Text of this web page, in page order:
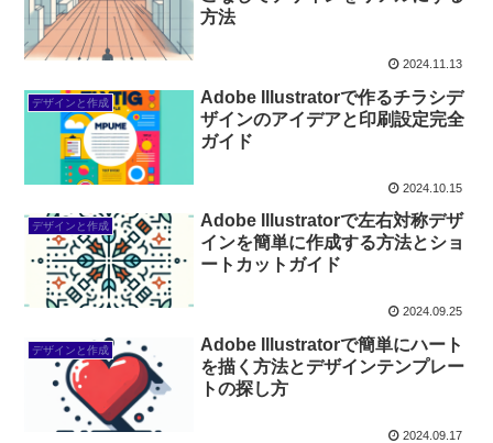
方法
2024.11.13
デザインと作成
Adobe Illustratorで作るチラシデ
ザインのアイデアと印刷設定完全
ガイド
2024.10.15
デザインと作成
Adobe Illustratorで左右対称デザ
インを簡単に作成する方法とショ
ートカットガイド
2024.09.25
デザインと作成
Adobe Illustratorで簡単にハート
を描く方法とデザインテンプレー
トの探し方
2024.09.17